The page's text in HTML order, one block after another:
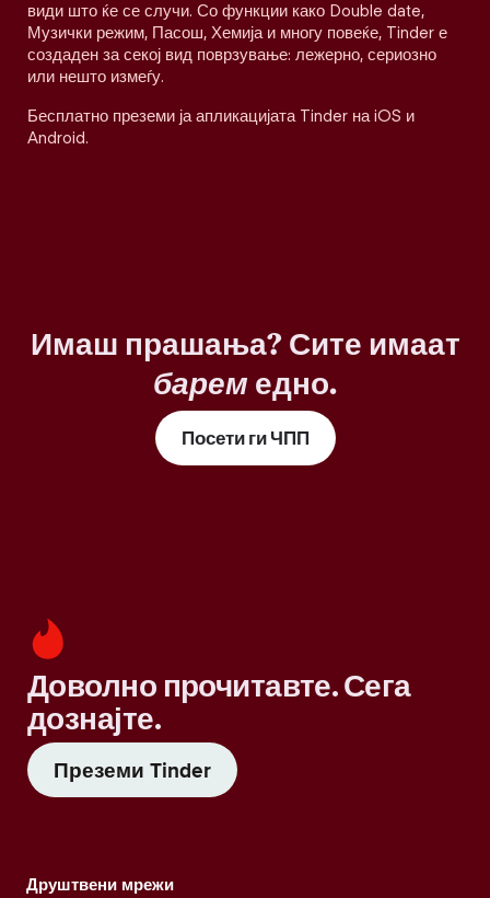
види што ќе се случи. Со функции како Double date,
Музички режим, Пасош, Хемија и многу повеќе, Tinder е
создаден за секој вид поврзување: лежерно, сериозно
или нешто измеѓу.
Бесплатно преземи ја апликацијата Tinder на iOS и
Android.
Имаш прашања? Сите имаат
барем едно.
Посети ги ЧПП
Доволно прочитавте. Сега
дознајте.
Преземи Tinder
Друштвени мрежи